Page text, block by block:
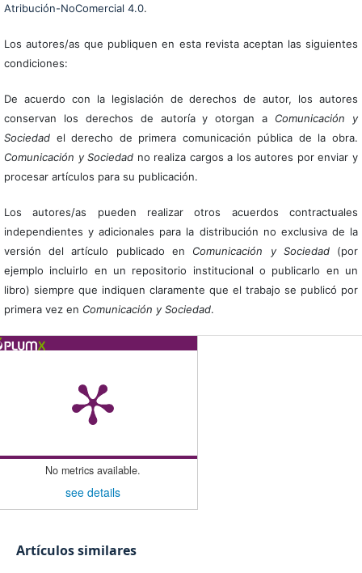
Atribución-NoComercial 4.0.
Los autores/as que publiquen en esta revista aceptan las siguientes
condiciones:
De acuerdo con la legislación de derechos de autor, los autores
conservan los derechos de autoría y otorgan a Comunicación y
Sociedadel derecho de primera comunicación pública de la obra.
Comunicación y Sociedad no realiza cargos a los autores por enviar y
procesar artículos para su publicación.
Los autores/as pueden realizar otros acuerdos contractuales
independientes y adicionales para la distribución no exclusiva de la
versión del artículo publicado en Comunicación y Sociedad(por
ejemplo incluirlo en un repositorio institucional o publicarlo en un
libro) siempre que indiquen claramente que el trabajo se publicó por
primera vez en Comunicación y Sociedad.
No metrics available.
see details
Artículos similares